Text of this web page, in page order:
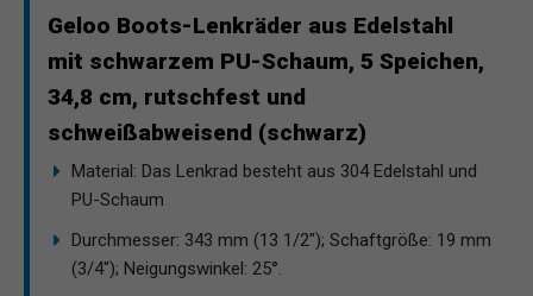
Geloo Boots-Lenkräder aus Edelstahl
mit schwarzem PU-Schaum, 5 Speichen,
34,8 cm, rutschfest und
schweißabweisend (schwarz)
Material: Das Lenkrad besteht aus 304 Edelstahl und
PU-Schaum
Durchmesser: 343 mm (13 1/2"); Schaftgröße: 19 mm
(3/4"); Neigungswinkel: 25°.